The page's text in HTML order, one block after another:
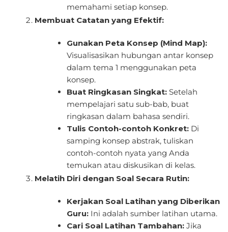
memahami setiap konsep.
Membuat Catatan yang Efektif:
Gunakan Peta Konsep (Mind Map):
Visualisasikan hubungan antar konsep
dalam tema 1 menggunakan peta
konsep.
Buat Ringkasan Singkat:Setelah
mempelajari satu sub-bab, buat
ringkasan dalam bahasa sendiri.
Tulis Contoh-contoh Konkret:Di
samping konsep abstrak, tuliskan
contoh-contoh nyata yang Anda
temukan atau diskusikan di kelas.
Melatih Diri dengan Soal Secara Rutin:
Kerjakan Soal Latihan yang Diberikan
Guru:Ini adalah sumber latihan utama.
Cari Soal Latihan Tambahan:Jika